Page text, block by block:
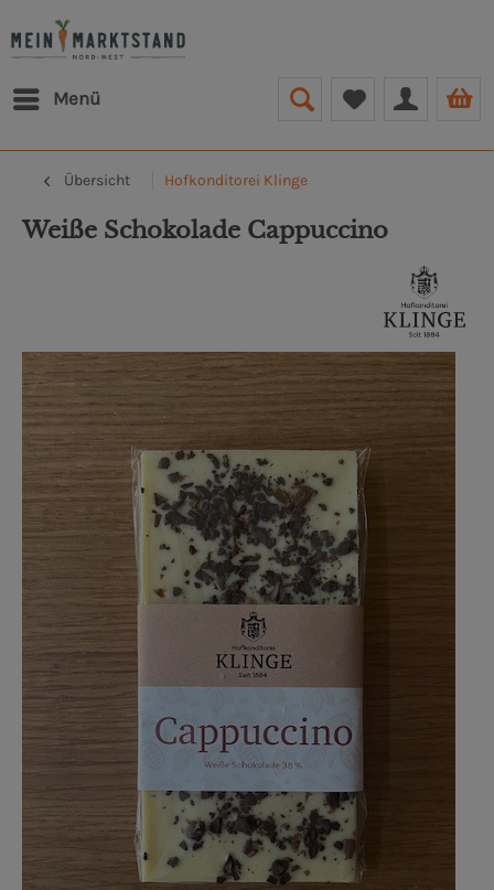
Menü
Übersicht Hofkonditorei Klinge
Weiße Schokolade Cappuccino